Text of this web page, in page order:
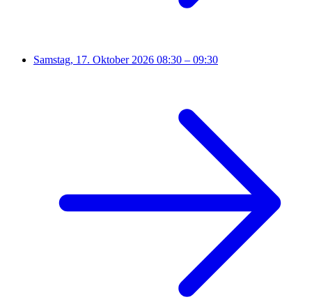
Samstag, 17. Oktober 2026 08:30 – 09:30